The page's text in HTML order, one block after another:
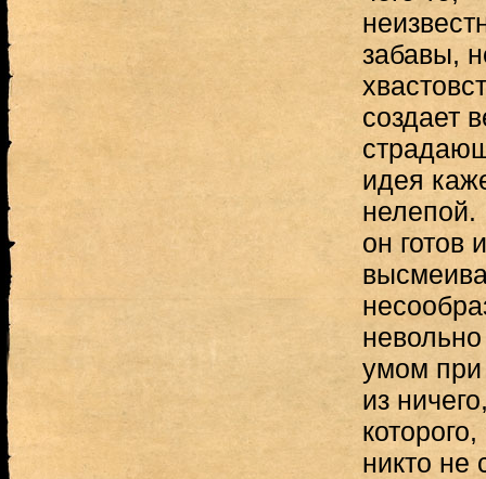
забавы,
создает
идея
нелепой.
он готов
умом при
из
никто не